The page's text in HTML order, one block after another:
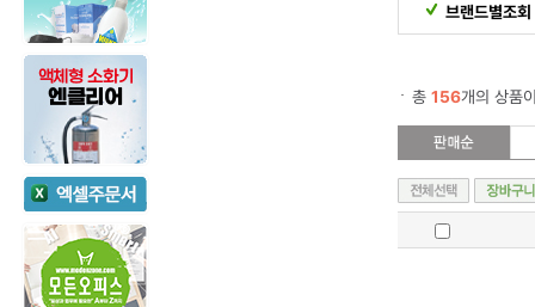
브랜드별조회
총 156개의 상품